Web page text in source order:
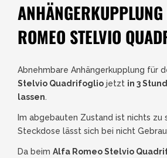
ROMEO STELVIO
Abnehmbare Anhängerkupplung für
Stelvio Quadrifoglio jetzt in 3
lassen.
Im abgebauten Zustand ist nichts zu
Steckdose lässt sich bei nicht
Da beim Alfa Romeo Stelvio